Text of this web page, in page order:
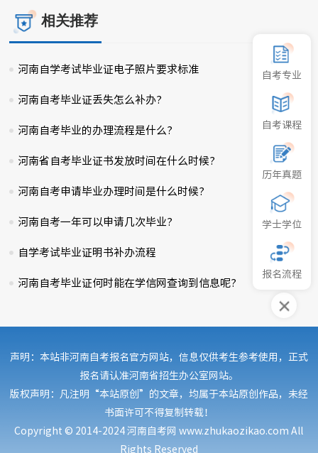
自考专业
自考课程
历年真题
学士学位
报名流程
相关推荐
2024-11-10
河南自学考试毕业证电子照片要求标准
2025-01-10
河南自考毕业证丢失怎么补办?
2025-01-04
河南自考毕业的办理流程是什么?
2025-01-06
河南省自考毕业证书发放时间在什么时候?
2025-02-04
河南自考申请毕业办理时间是什么时候?
2025-01-05
河南自考一年可以申请几次毕业?
2024-09-08
自学考试毕业证明书补办流程
河南自考毕业证何时能在学信网查询到信息呢?
声明：本站非河南自考报名官方网站，信息仅供考生参考使用，正式
报名请认准河南省招生办公室网站。
版权声明：凡注明“本站原创”的文章，均属于本站原创作品，未经
书面许可不得复制转载！
Copyright © 2014-2024 河南自考网 www.zhukaozikao.com All
Rights Reserved